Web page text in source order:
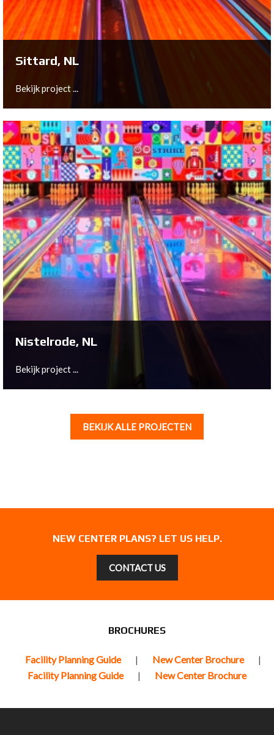
Sittard, NL
Bekijk project ...
Sittard, NL
Bekijk project ...
Nistelrode, NL
Bekijk project ...
Nistelrode, NL
BEKIJK ALLE PROJECTEN
NEW CENTER PLANS? LET US HELP.
CONTACT US
BROCHURES
Facility Planning Guide | New Center Brochure |
Facility Planning Guide | New Center Brochure